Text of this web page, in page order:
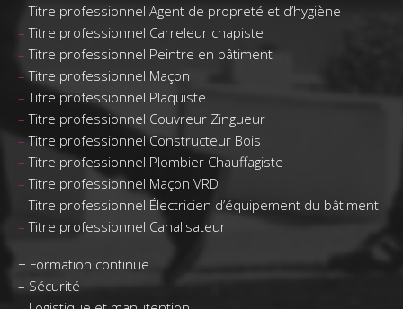
–Titre professionnel Agent de propreté et d’hygiène
–Titre professionnel Carreleur chapiste
–Titre professionnel Peintre en bâtiment
–Titre professionnel Maçon
–Titre professionnel Plaquiste
–Titre professionnel Couvreur Zingueur
–Titre professionnel Constructeur Bois
–Titre professionnel Plombier Chauffagiste
–Titre professionnel Maçon VRD
–Titre professionnel Électricien d’équipement du bâtiment
–Titre professionnel Canalisateur
+ Formation continue
– Sécurité